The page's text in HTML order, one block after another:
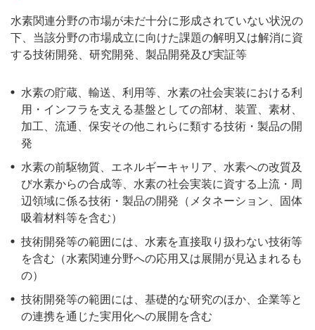
水素関連分野の市場が未だ十分に形成されていない状況の
下、当該分野の市場成立に向けた課題の解明又は解消に資
する技術開発、研究開発、製品開発及び実証等
水素の貯蔵、輸送、利用等、水素の社会実装における利
用・インフラを支える基盤としての部材、装置、素材、
加工、流通、保安その他これらに類する技術・製品の開
発
水素の前駆物質、エネルギーキャリア、水素への改質及
び水素からの合成等、水素の社会実装に資する上流・周
辺領域に係る技術・製品の開発（メタネーション、固体
吸着材料等を含む）
技術開発等の範囲には、水素を直接取り扱わない技術等
を含む（水素関連分野への応用又は展開が見込まれるも
の）
技術開発等の範囲には、基礎的な研究のほか、企業等と
の連携を通じた実用化への展開を含む